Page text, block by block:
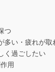
つ
多い・疲れが取
く過ごしたい
用